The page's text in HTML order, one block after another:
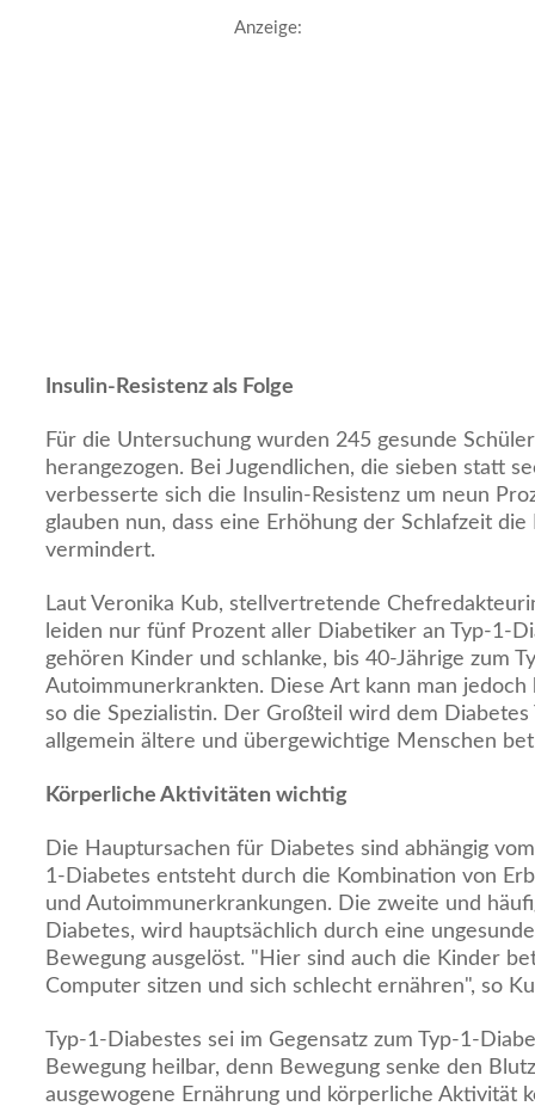
Anzeige:
Insulin-Resistenz als Folge
Für die Untersuchung wurden 245 gesunde
herangezogen. Bei Jugendlichen, die sieben statt
verbesserte sich die Insulin-Resistenz um neun
glauben nun, dass eine Erhöhung der Schlafzeit die
vermindert.
Laut Veronika Kub, stellvertretende
leiden nur fünf Prozent aller Diabetiker an Typ-1-
gehören Kinder und schlanke, bis 40-Jährige zum
Autoimmunerkrankten. Diese Art kann man jedoch
so die Spezialistin. Der Großteil wird dem
allgemein ältere und übergewichtige Menschen
Körperliche Aktivitäten wichtig
Die Hauptursachen für Diabetes sind abhängig
1-Diabetes entsteht durch die Kombination von
und Autoimmunerkrankungen. Die zweite und
Diabetes, wird hauptsächlich durch eine
Bewegung ausgelöst. "Hier sind auch die Kinder
Computer sitzen und sich schlecht ernähren", so
Typ-1-Diabestes sei im Gegensatz zum Typ-1-
Bewegung heilbar, denn Bewegung senke den
ausgewogene Ernährung und körperliche Aktivität